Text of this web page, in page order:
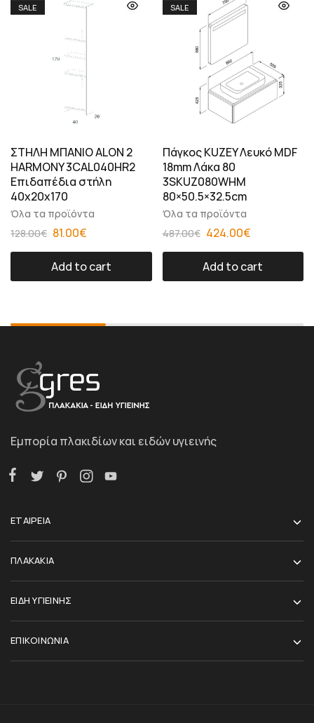
SALE
Όλα τα προϊόντα
ΣΤΗΛΗ ΜΠΑΝΙΟ ALON 2
HARMONY 3CAL040HR2
Eπιδαπέδια στήλη
40x20x170
128.00€ 81.00€
Add to cart
SALE
Όλα τα προϊόντα
Πάγκος KUZEY Λευκό MDF
18mm Λάκα 80
3SKUZ080WHM
80×50.5×32.5cm
487.00€ 424.00€
Add to cart
Εμπορία πλακιδίων και ειδών υγιεινής
ΕΤΑΙΡΕΙΑ
ΠΛΑΚΑΚΙΑ
ΕΙΔΗ ΥΓΙΕΙΝΗΣ
ΕΠΙΚΟΙΝΩΝΙΑ